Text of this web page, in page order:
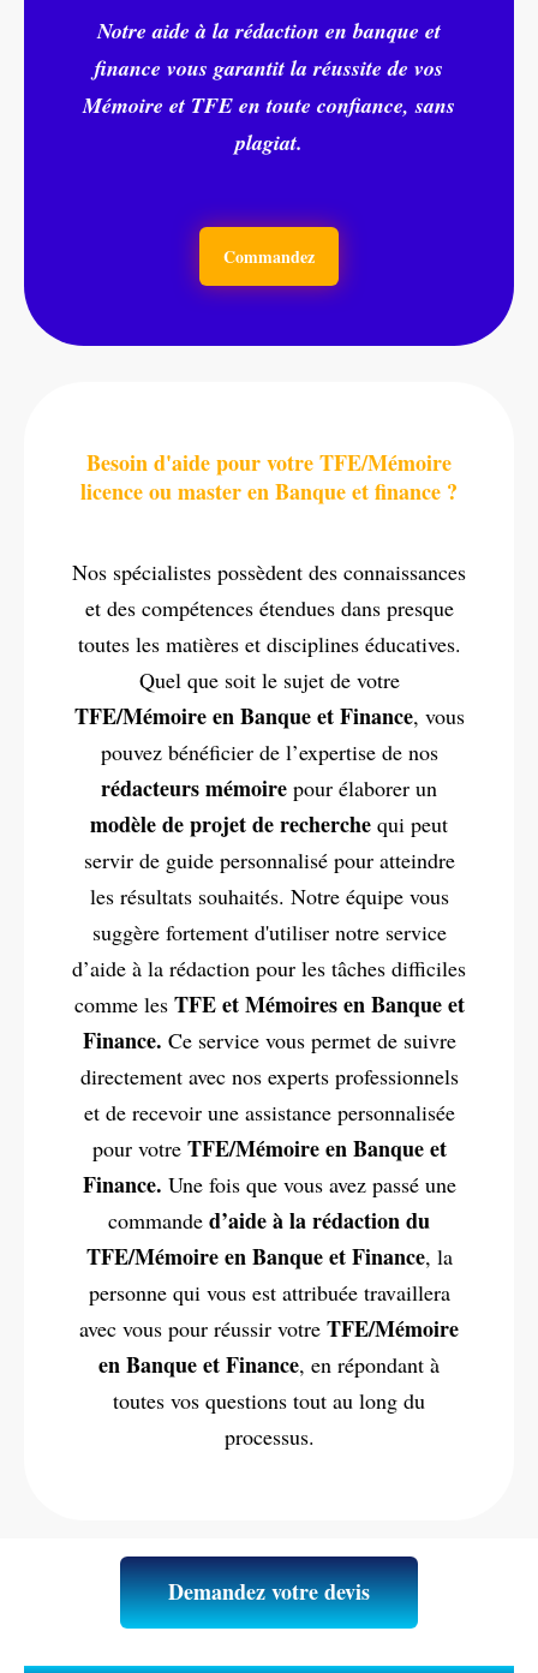
Notre aide à la rédaction en banque et
finance vous garantit la réussite de vos
Mémoire et TFE en toute confiance, sans
plagiat.
Commandez
Besoin d'aide pour votre TFE/Mémoire
licence ou master en Banque et finance ?
Nos spécialistes possèdent des connaissances
et des compétences étendues dans presque
toutes les matières et disciplines éducatives.
Quel que soit le sujet de votre
TFE/Mémoire en Banque et Finance, vous
pouvez bénéficier de l’expertise de nos
rédacteurs mémoire pour élaborer un
modèle de projet de recherche qui peut
servir de guide personnalisé pour atteindre
les résultats souhaités. Notre équipe vous
suggère fortement d'utiliser notre service
d’aide à la rédaction pour les tâches difficiles
comme les TFE et Mémoires en Banque et
Finance. Ce service vous permet de suivre
directement avec nos experts professionnels
et de recevoir une assistance personnalisée
pour votre TFE/Mémoire en Banque et
Finance. Une fois que vous avez passé une
commande d’aide à la rédaction du
TFE/Mémoire en Banque et Finance, la
personne qui vous est attribuée travaillera
avec vous pour réussir votre TFE/Mémoire
en Banque et Finance, en répondant à
toutes vos questions tout au long du
processus.
Demandez votre devis